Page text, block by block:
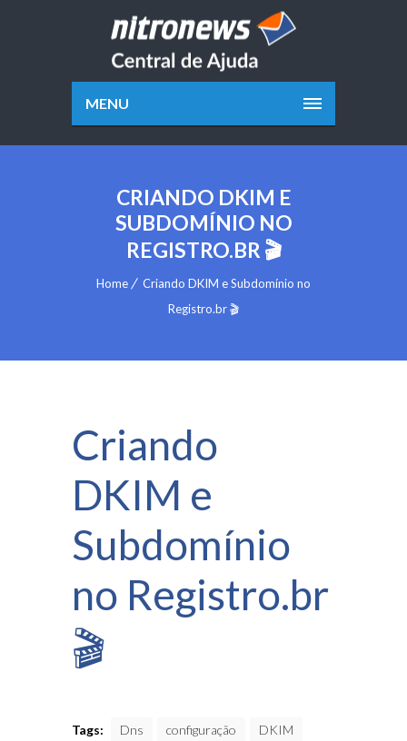
MENU
CRIANDO DKIM E
SUBDOMÍNIO NO
REGISTRO.BR 🎬
Home
Criando DKIM e Subdomínio no
Registro.br 🎬
Criando
DKIM e
Subdomínio
no Registro.br
🎬
Tags: Dns configuração DKIM